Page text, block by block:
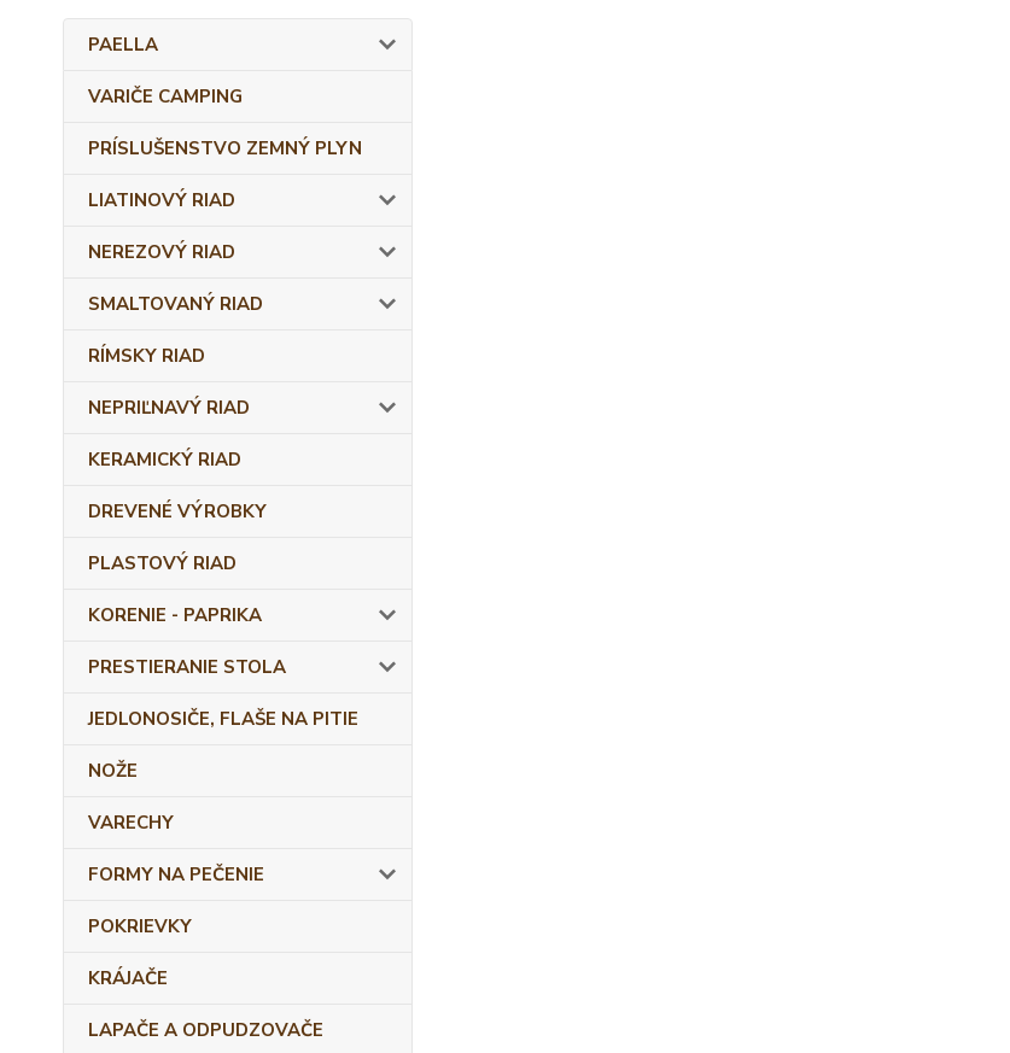
PAELLA
VARIČE CAMPING
PRÍSLUŠENSTVO ZEMNÝ PLYN
LIATINOVÝ RIAD
NEREZOVÝ RIAD
SMALTOVANÝ RIAD
RÍMSKY RIAD
NEPRIĽNAVÝ RIAD
KERAMICKÝ RIAD
DREVENÉ VÝROBKY
PLASTOVÝ RIAD
KORENIE - PAPRIKA
PRESTIERANIE STOLA
JEDLONOSIČE, FLAŠE NA PITIE
NOŽE
VARECHY
FORMY NA PEČENIE
POKRIEVKY
KRÁJAČE
LAPAČE A ODPUDZOVAČE